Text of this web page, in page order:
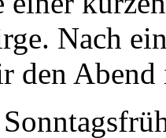
Nach
den Abend